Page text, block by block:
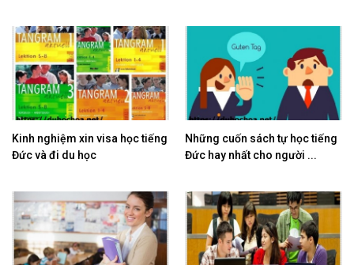
Kinh nghiệm xin visa học tiếng
Đức và đi du học
Những cuốn sách tự học tiếng
Đức hay nhất cho người ...